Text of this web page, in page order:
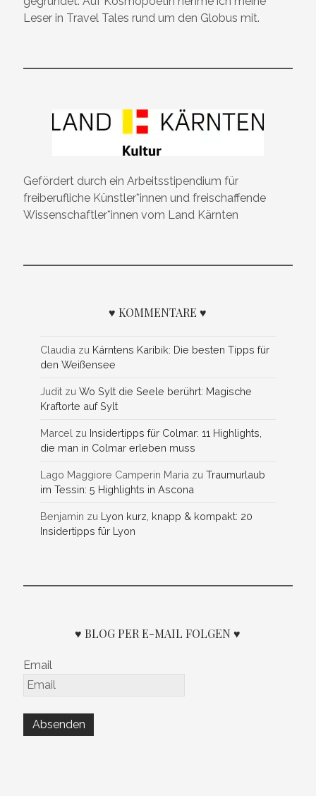
Leser in Travel Tales rund um den Globus mit.
Gefördert durch ein Arbeitsstipendium für
freiberufliche Künstler*innen und freischaffende
Wissenschaftler*innen vom Land Kärnten
♥ KOMMENTARE ♥
Claudia zu Kärntens Karibik: Die besten Tipps für
den Weißensee
Judit zuWo Sylt die Seele berührt: Magische
Kraftorte auf Sylt
Marcel zu Insidertipps für Colmar: 11 Highlights,
die man in Colmar erleben muss
Lago Maggiore Camperin Maria zuTraumurlaub
im Tessin: 5 Highlights in Ascona
Benjamin zu Lyon kurz, knapp & kompakt: 20
Insidertipps für Lyon
♥ BLOG PER E-MAIL FOLGEN ♥
Email